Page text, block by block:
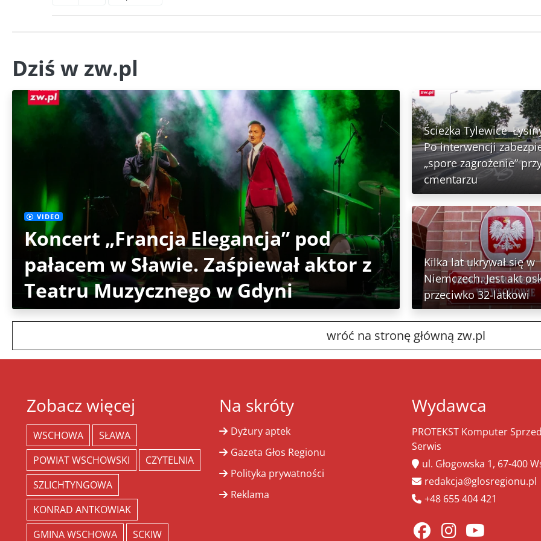
Dziś w zw.pl
VIDEO
Koncert „Francja Elegancja” pod
pałacem w Sławie. Zaśpiewał aktor z
Teatru Muzycznego w Gdyni
Ścieżka
Po interwencji
„spore zagrożenie”
cmentarzu
Kilka lat ukrywał się w
Niemczech. Jest akt
przeciwko 32-latkowi
wróć na stronę główną zw.pl
Zobacz więcej
WSCHOWA
SŁAWA
POWIAT WSCHOWSKI
CZYTELNIA
SZLICHTYNGOWA
KONRAD ANTKOWIAK
GMINA WSCHOWA
SCKIW
Na skróty
Dyżury aptek
Gazeta Głos Regionu
Polityka prywatności
Reklama
Wydawca
PROTEKST Komputer
Serwis
ul. Głogowska 1, 67-400
redakcja@glosregionu.pl
+48 655 404 421